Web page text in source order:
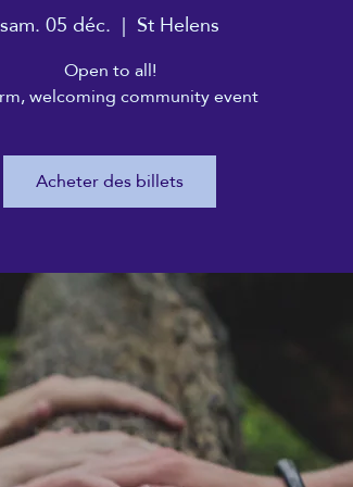
sam. 05 déc.
  |
St Helens
Open to all!
welcoming community event
Acheter des billets